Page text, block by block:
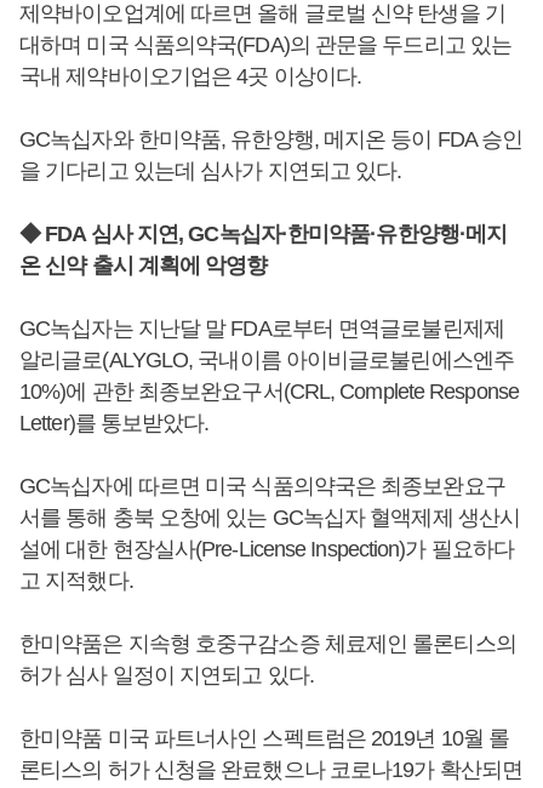
제약바이오업계에 따르면 올해 글로벌 신약 탄생을 기
대하며 미국 식품의약국(FDA)의 관문을 두드리고 있는
국내 제약바이오기업은 4곳 이상이다.
GC녹십자와 한미약품, 유한양행, 메지온 등이 FDA 승인
을 기다리고 있는데 심사가 지연되고 있다.
◆ FDA 심사 지연, GC녹십자·한미약품·유한양행·메지
온 신약 출시 계획에 악영향
GC녹십자는 지난달 말 FDA로부터 면역글로불린제제
알리글로(ALYGLO, 국내이름 아이비글로불린에스엔주
10%)에 관한 최종보완요구서(CRL, Complete Response
Letter)를 통보받았다.
GC녹십자에 따르면 미국 식품의약국은 최종보완요구
서를 통해 충북 오창에 있는 GC녹십자 혈액제제 생산시
설에 대한 현장실사(Pre-License Inspection)가 필요하다
고 지적했다.
한미약품은 지속형 호중구감소증 체료제인 롤론티스의
허가 심사 일정이 지연되고 있다.
한미약품 미국 파트너사인 스펙트럼은 2019년 10월 롤
론티스의 허가 신청을 완료했으나 코로나19가 확산되면